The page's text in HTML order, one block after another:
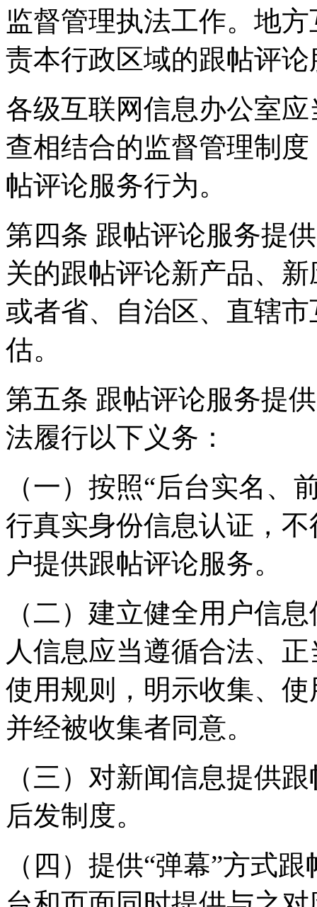
监督管理执法工作。地
责本行政区域的跟帖评
各级互联网信息办公室
查相结合的监督管理制
帖评论服务行为。
第四条 跟帖评论服务提
关的跟帖评论新产品、
或者省、自治区、直辖
估。
第五条 跟帖评论服务提
法履行以下义务：
（一）按照“后台实名、
行真实身份信息认证，
户提供跟帖评论服务。
（二）建立健全用户信
人信息应当遵循合法、
使用规则，明示收集、
并经被收集者同意。
（三）对新闻信息提供
后发制度。
（四）提供“弹幕”方式